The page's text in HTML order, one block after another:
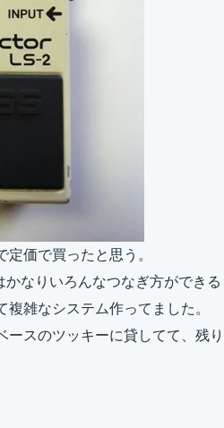
価で買ったと思う。
なりいろんなつなぎ方ができる
雑なシステム作ってました。
ースのツッキーに貸してて、残り